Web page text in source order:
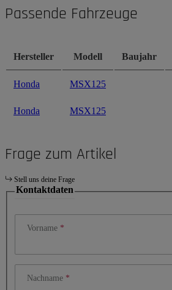
Passende Fahrzeuge
Hersteller Modell Baujahr
Honda MSX125
Honda MSX125
Frage zum Artikel
Stell uns deine Frage
Kontaktdaten
Vorname
Nachname